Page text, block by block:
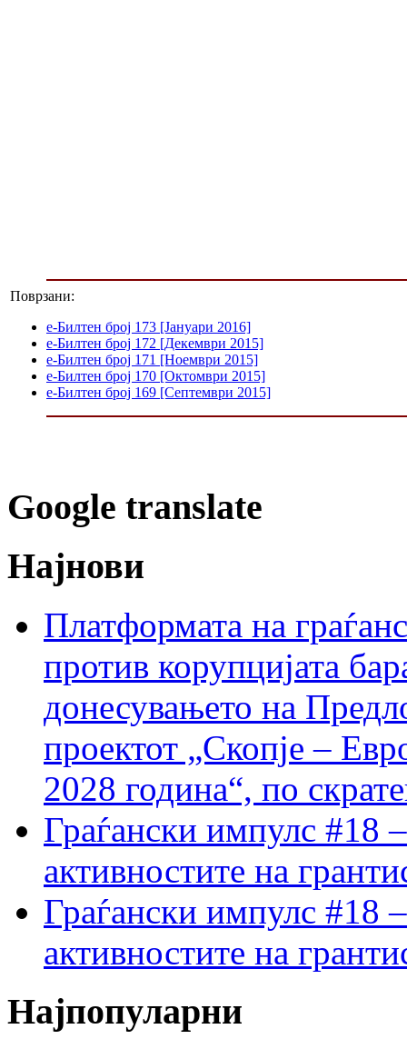
Поврзани:
е-Билтен број 173 [Јануари 2016]
е-Билтен број 172 [Декември 2015]
е-Билтен број 171 [Ноември 2015]
е-Билтен број 170 [Октомври 2015]
е-Билтен број 169 [Септември 2015]
Google translate
Најнови
Платформата на
против корупцијата
донесувањето на
проектот „Скопје –
2028 година“, по
Граѓански импулс #18
активностите на
Граѓански импулс #18
активностите на
Најпопуларни